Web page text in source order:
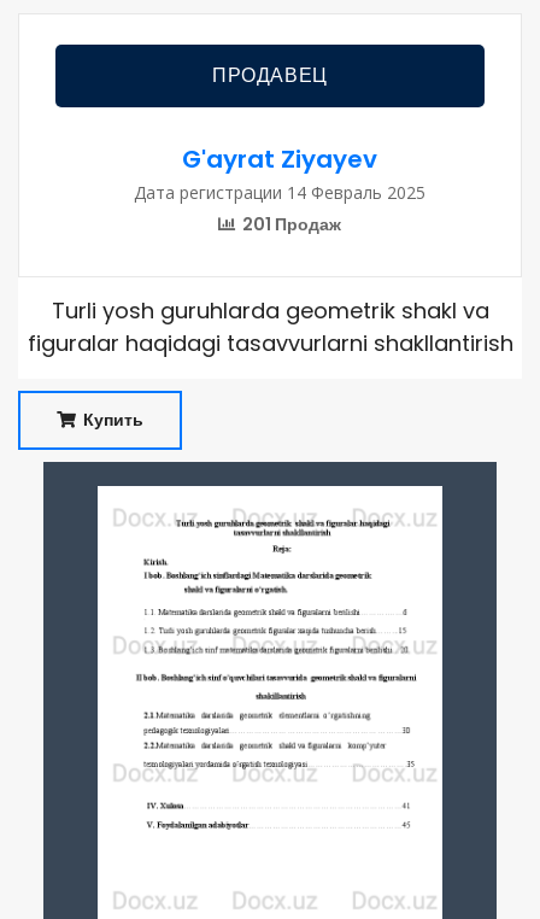
ПРОДАВЕЦ
G'ayrat Ziyayev
Дата регистрации 14 Февраль 2025
201 Продаж
Turli yosh guruhlarda geometrik shakl va
figuralar haqidagi tasavvurlarni shakllantirish
Купить